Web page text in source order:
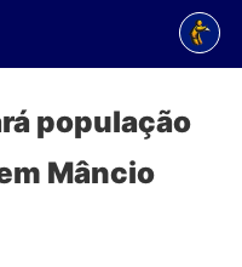
população
Mâncio